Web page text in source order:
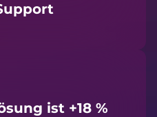
ist +18 %